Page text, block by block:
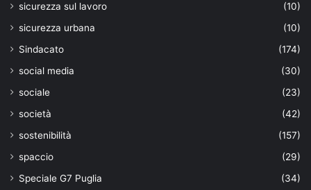
sicurezza sul lavoro
(10)
sicurezza urbana
(10)
Sindacato
(174)
social media
(30)
sociale
(23)
società
(42)
sostenibilità
(157)
spaccio
(29)
Speciale G7 Puglia
(34)